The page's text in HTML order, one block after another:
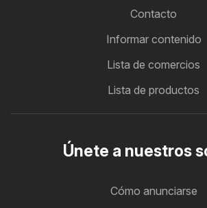
Contacto
Informar contenido
Lista de comercios
Lista de productos
Únete a nuestros
Cómo anunciarse